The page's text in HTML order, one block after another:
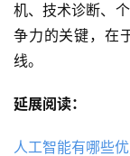
机、技术诊断、
争力的关键，在
线。
延展阅读：
人工智能有哪些